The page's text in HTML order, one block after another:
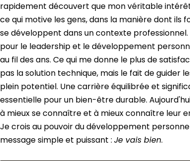
rapidement découvert que mon véritable
ce qui motive les gens, dans la manière dont ils
se développent dans un contexte professionnel.
pour le leadership et le développement
au fil des ans. Ce qui me donne le plus de
pas la solution technique, mais le fait de guider
plein potentiel. Une carrière équilibrée et
essentielle pour un bien-être durable.
à mieux se connaître et à mieux connaître leur
Je crois au pouvoir du développement
message simple et puissant : Je vais bien.